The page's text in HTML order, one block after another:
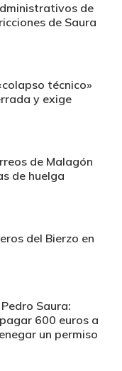
de
de Saura
técnico»
y exige
de Malagón
de huelga
del Bierzo en
Saura:
600 euros a
un permiso